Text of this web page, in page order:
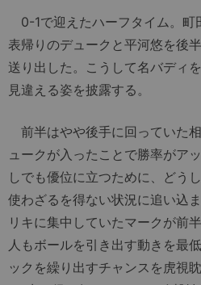
0-1で迎えたハーフタイム。町
表帰りのデュークと平河悠を後
送り出した。こうして名バディ
見違える姿を披露する。
前半はやや後手に回っていた
ュークが入ったことで勝率がア
しでも優位に立つために、どう
使わざるを得ない状況に追い込
リキに集中していたマークが前
人もボールを引き出す動きを最
ックを繰り出すチャンスを虎視